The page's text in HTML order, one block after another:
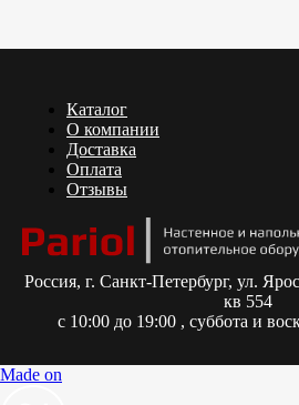
Каталог
О компании
Доставка
Оплата
Отзывы
Россия, г. Санкт-Петербург, ул.
кв 554
с 10:00 до 19:00 , суббота и
Made on